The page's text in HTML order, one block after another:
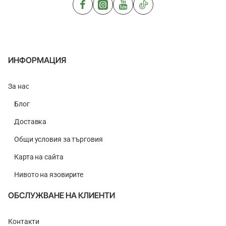
ИНФОРМАЦИЯ
За нас
Блог
Доставка
Общи условия за търговия
Карта на сайта
Нивото на язовирите
ОБСЛУЖВАНЕ НА КЛИЕНТИ
Контакти